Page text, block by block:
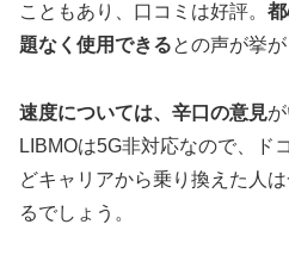
こともあり、口コミは好評。
題なく使用できるとの声が挙が
速度については、辛口の意見
LIBMOは5G非対応なので、ド
どキャリアから乗り換えた人
るでしょう。